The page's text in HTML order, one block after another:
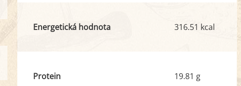
Energetická hodnota 316.51 kcal
Protein 19.81 g